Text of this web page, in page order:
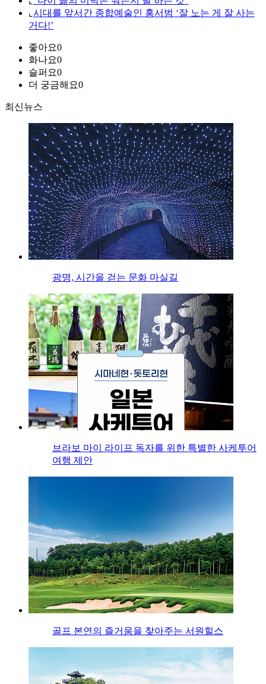
⌞ 시대를 앞서간 종합예술인 홍서범 ‘잘 노는 게 잘 사는
거다!’
좋아요0
화나요0
슬퍼요0
더 궁금해요0
최신뉴스
광명, 시간을 걷는 문화 마실길
브라보 마이 라이프 독자를 위한 특별한 사케투어
여행 제안
골프 본연의 즐거움을 찾아주는 서원힐스